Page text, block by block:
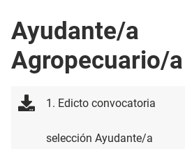
Ayudante/a
Agropecuario/a
1. Edicto convocatoria
selección Ayudante/a